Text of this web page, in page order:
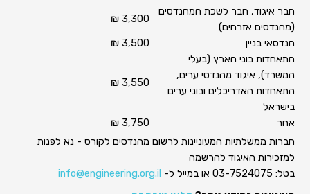
חבר איגוד, חבר לשכת המהנדסים
(מהנדסים אזרחים)
הנדסאי בניין
התאחדות בוני הארץ (בעלי
המשרד), איגוד מהנדסי ערים,
התאחדות האדריכלים ובוני ערים
בישראל
אחר
חברות ממשלתיות המעוניינות לרשום מהנדסים לקורס - נא לפנות
למזכירות האיגוד להרשמה
בטל: 03-7524075 או במייל ל-
info@engineering.org.il